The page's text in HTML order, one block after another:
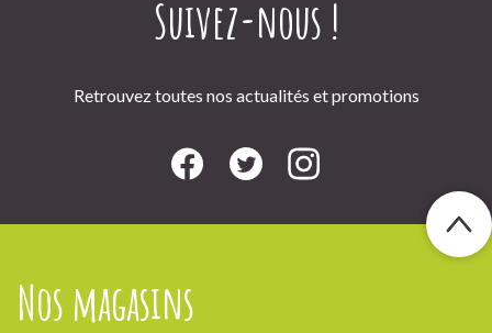
Suivez-nous !
Retrouvez toutes nos actualités et promotions
Nos magasins